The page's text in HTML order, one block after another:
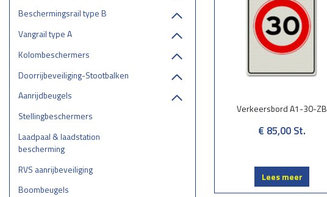
Beschermingsrail type B
Vangrail type A
Kolombeschermers
Doorrijbeveiliging-Stootbalken
Aanrijdbeugels
Stellingbeschermers
Laadpaal & laadstation
bescherming
RVS aanrijbeveiliging
Boombeugels
Verkeersbord A1-30-ZB
€ 85,00 St.
Lees meer